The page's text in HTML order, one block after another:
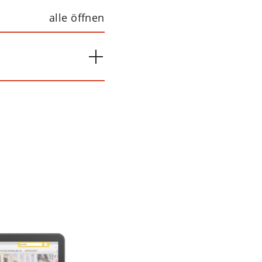
alle öffnen